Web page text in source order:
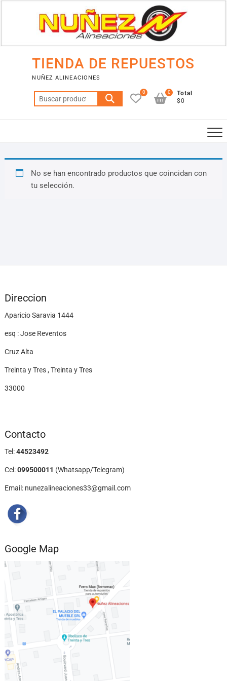
TIENDA DE REPUESTOS
NUÑEZ ALINEACIONES
Buscar
por:
0
Total
$0
0
No se han encontrado productos que coincidan con
tu selección.
Direccion
Aparicio Saravia 1444
esq : Jose Reventos
Cruz Alta
Treinta y Tres , Treinta y Tres
33000
Contacto
Tel:44523492
Cel:099500011 (Whatsapp/Telegram)
Email: nunezalineaciones33@gmail.com
Google Map